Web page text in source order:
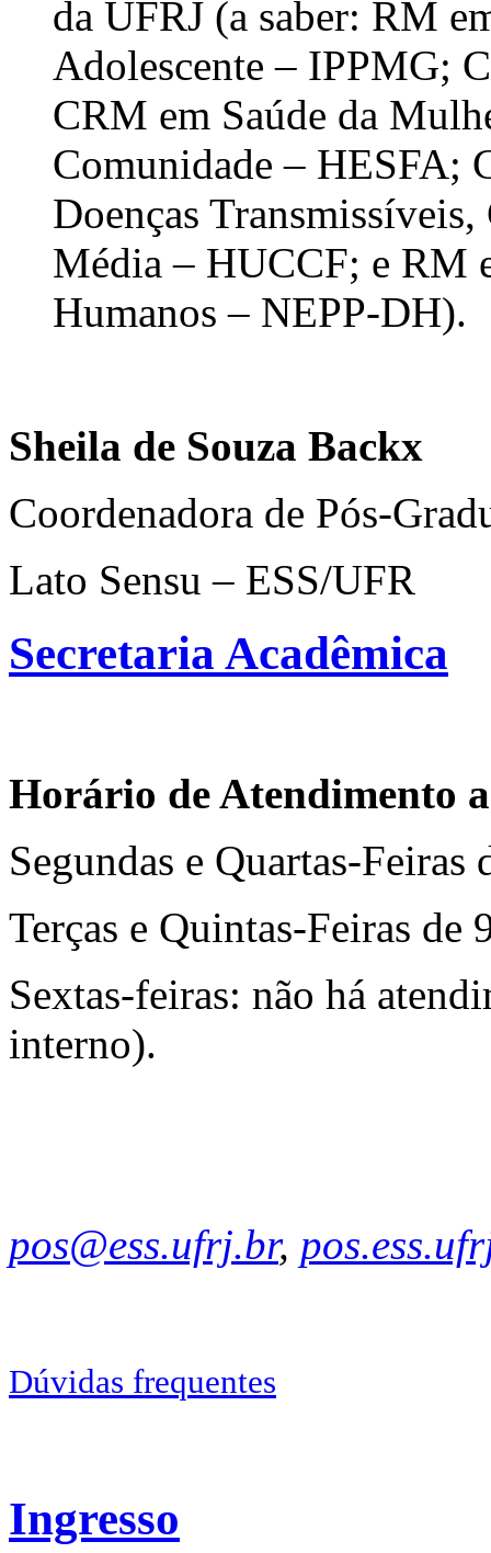
da UFRJ (a saber: RM
Adolescente – IPPMG;
CRM em Saúde da
Comunidade – HESFA;
Doenças
Média – HUCCF; e RM
Humanos – NEPP-DH).
Sheila de Souza Backx
Coordenadora de Pós-
Lato Sensu – ESS/UFR
Secretaria Acadêmica
Horário de Atendimento
Segundas e Quartas-Feiras
Terças e Quintas-Feiras de
Sextas-feiras: não há
interno).
pos@ess.ufrj.br,
Dúvidas frequentes
Ingresso